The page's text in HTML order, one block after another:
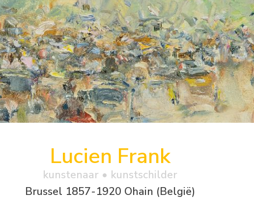
Lucien Frank
kunstenaar • kunstschilder
Brussel 1857-1920 Ohain (België)